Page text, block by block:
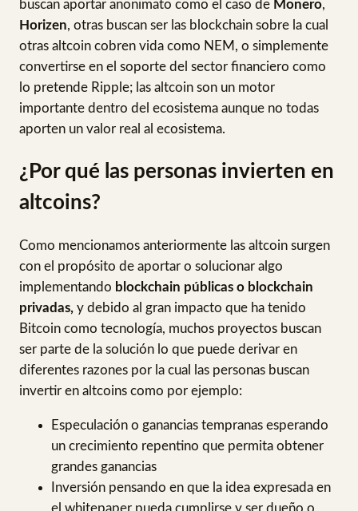
buscan aportar anonimato como el caso de Monero,
Horizen, otras buscan ser las blockchain sobre la cual
otras altcoin cobren vida como NEM, o simplemente
convertirse en el soporte del sector financiero como
lo pretende Ripple; las altcoin son un motor
importante dentro del ecosistema aunque no todas
aporten un valor real al ecosistema.
¿Por qué las personas invierten en
altcoins?
Como mencionamos anteriormente las altcoin surgen
con el propósito de aportar o solucionar algo
implementando blockchain públicas o blockchain
privadas, y debido al gran impacto que ha tenido
Bitcoin como tecnología, muchos proyectos buscan
ser parte de la solución lo que puede derivar en
diferentes razones por la cual las personas buscan
invertir en altcoins como por ejemplo:
Especulación o ganancias tempranas esperando
un crecimiento repentino que permita obtener
grandes ganancias
Inversión pensando en que la idea expresada en